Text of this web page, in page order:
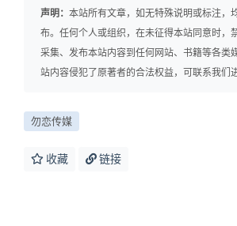
声明： 本站所有文章，如无特殊说明或标注，
布。任何个人或组织，在未征得本站同意时，
采集、发布本站内容到任何网站、书籍等各类
站内容侵犯了原著者的合法权益，可联系我们
勿恋传媒
收藏 链接